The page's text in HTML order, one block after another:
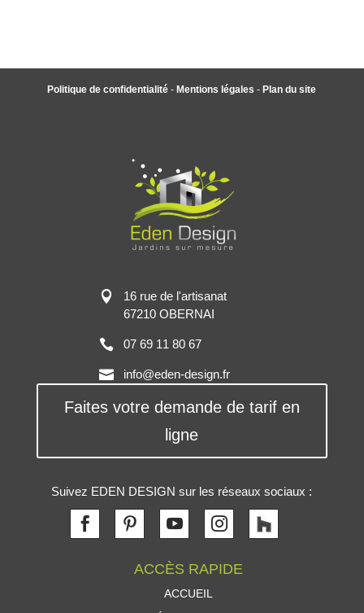
Politique de confidentialité - Mentions légales - Plan du site
16 rue de l'artisanat
67210 OBERNAI
07 69 11 80 67
info@eden-design.fr
Faites votre demande de tarif en
ligne
Suivez EDEN DESIGN sur les réseaux sociaux :
ACCÈS RAPIDE
ACCUEIL